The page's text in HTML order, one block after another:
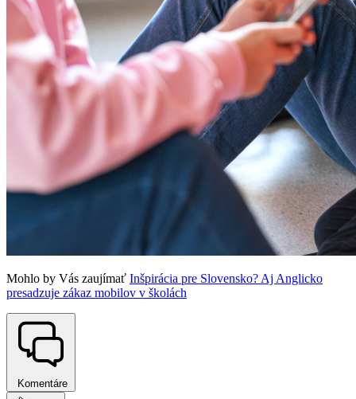
Mohlo by Vás zaujímať Inšpirácia pre Slovensko? Aj Anglicko
presadzuje zákaz mobilov v školách
Komentáre